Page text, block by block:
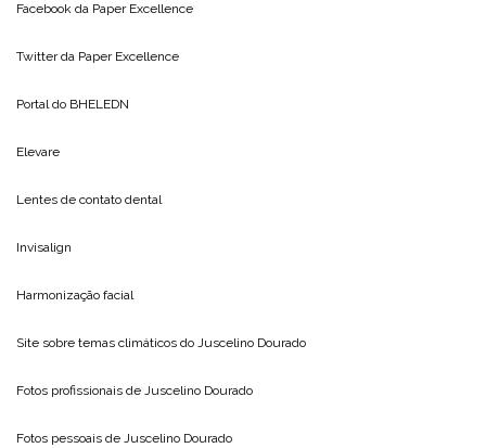
Facebook da Paper Excellence
Twitter da Paper Excellence
Portal do BHELEDN
Elevare
Lentes de contato dental
Invisalign
Harmonização facial
Site sobre temas climáticos do Juscelino Dourado
Fotos profissionais de Juscelino Dourado
Fotos pessoais de Juscelino Dourado